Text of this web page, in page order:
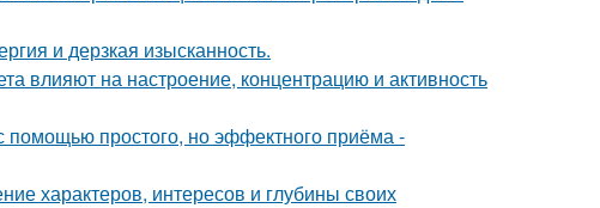
и дерзкая изысканность.
влияют на настроение, концентрацию и активность
простого, но эффектного приёма -
характеров, интересов и глубины своих